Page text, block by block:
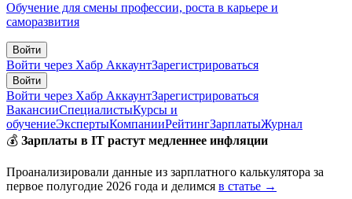
Обучение для смены профессии, роста в карьере и
саморазвития
Войти
Войти через Хабр АккаунтЗарегистрироваться
Войти
Войти через Хабр АккаунтЗарегистрироваться
ВакансииСпециалистыКурсы и
обучениеЭкспертыКомпанииРейтингЗарплатыЖурнал
💰 Зарплаты в IT растут медленнее инфляции
Проанализировали данные из зарплатного калькулятора за
первое полугодие 2026 года и делимся в статье →